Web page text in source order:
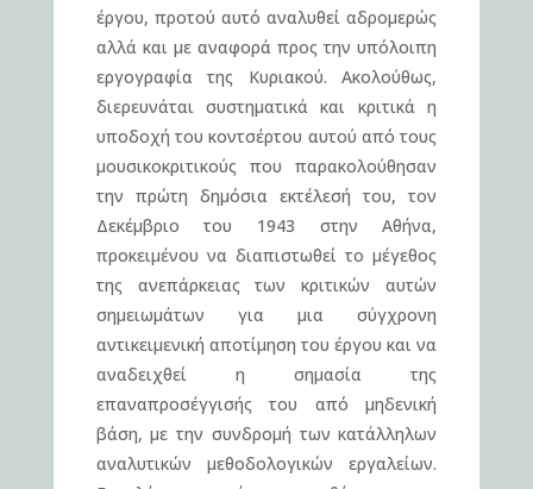
έργου, προτού αυτό αναλυθεί αδρομερώς
αλλά και με αναφορά προς την υπόλοιπη
εργογραφία της Κυριακού. Ακολούθως,
διερευνάται συστηματικά και κριτικά η
υποδοχή του κοντσέρτου αυτού από τους
μουσικοκριτικούς που παρακολούθησαν
την πρώτη δημόσια εκτέλεσή του, τον
Δεκέμβριο του 1943 στην Αθήνα,
προκειμένου να διαπιστωθεί το μέγεθος
της ανεπάρκειας των κριτικών αυτών
σημειωμάτων για μια σύγχρονη
αντικειμενική αποτίμηση του έργου και να
αναδειχθεί η σημασία της
επαναπροσέγγισής του από μηδενική
βάση, με την συνδρομή των κατάλληλων
αναλυτικών μεθοδολογικών εργαλείων.